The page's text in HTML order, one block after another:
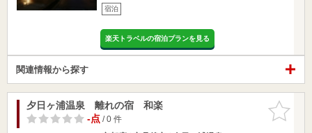
宿泊
楽天トラベルの宿泊プランを見る
関連情報から探す
お気に入
りに追加
夕日ヶ浦温泉 離れの宿 和楽
-点/ 0 件